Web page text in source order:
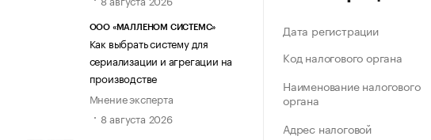
ООО «МАЛЛЕНОМ СИСТЕМС»
Как выбрать систему для
сериализации и агрегации на
производстве
Мнение эксперта
8 августа 2026
Дата регистрации
Код налогового органа
Наименование налогового
органа
Адрес налоговой